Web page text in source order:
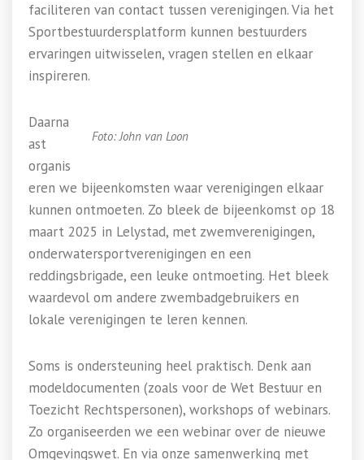
faciliteren van contact tussen verenigingen. Via het
Sportbestuurdersplatform kunnen bestuurders
ervaringen uitwisselen, vragen stellen en elkaar
inspireren.
Foto: John van Loon
Daarna
ast
organis
eren we bijeenkomsten waar verenigingen elkaar
kunnen ontmoeten. Zo bleek de bijeenkomst op 18
maart 2025 in Lelystad, met zwemverenigingen,
onderwatersportverenigingen en een
reddingsbrigade, een leuke ontmoeting. Het bleek
waardevol om andere zwembadgebruikers en
lokale verenigingen te leren kennen.
Soms is ondersteuning heel praktisch. Denk aan
modeldocumenten (zoals voor de Wet Bestuur en
Toezicht Rechtspersonen), workshops of webinars.
Zo organiseerden we een webinar over de nieuwe
Omgevingswet. En via onze samenwerking met